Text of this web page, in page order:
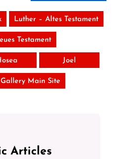
Luther – Altes Testament
Testament
Joel
Main Site
Articles